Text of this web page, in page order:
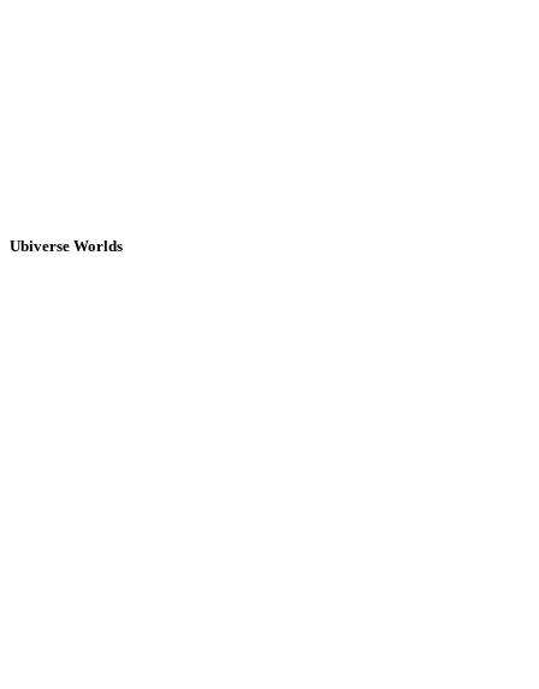
Ubiverse Worlds